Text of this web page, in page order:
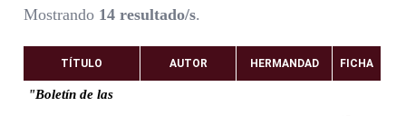
Mostrando 14 resultado/s.
TÍTULO AUTOR HERMANDAD FICHA
"Boletín de las